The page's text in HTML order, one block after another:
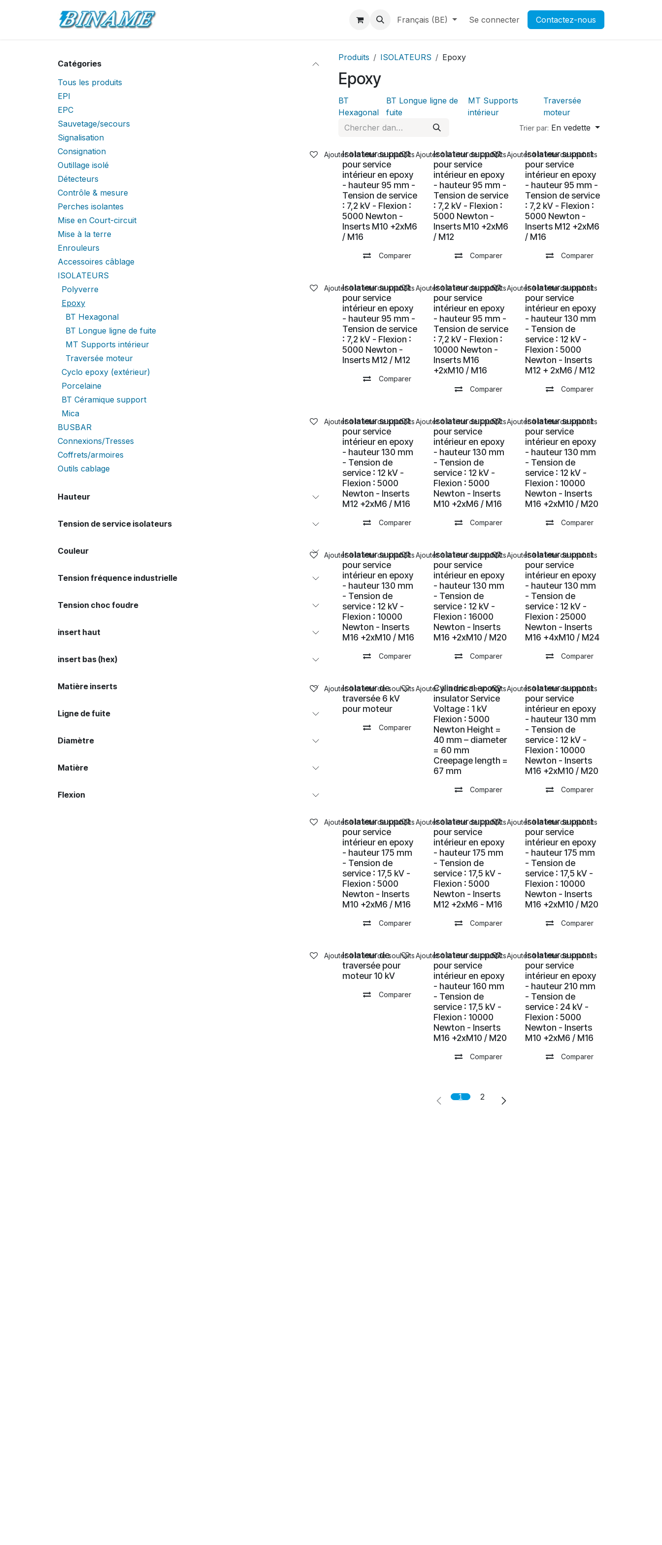
À propos de BINAME Contactez-nous Rendez-vous Ouverture d'un compte
Français (BE) Se connecter Contactez-nous
Catégories
Tous les produits
EPI
EPC
Sauvetage/secours
Signalisation
Consignation
Outillage isolé
Détecteurs
Contrôle & mesure
Perches isolantes
Mise en Court-circuit
Mise à la terre
Enrouleurs
Accessoires câblage
ISOLATEURS
Polyverre
Epoxy
BT Hexagonal
BT Longue ligne de fuite
MT Supports intérieur
Traversée moteur
Cyclo epoxy (extérieur)
Porcelaine
BT Céramique support
Mica
BUSBAR
Connexions/Tresses
Coffrets/armoires
Outils cablage
Hauteur
Tension de service isolateurs
Couleur
Tension fréquence industrielle
Tension choc foudre
insert haut
insert bas (hex)
Matière inserts
Ligne de fuite
Diamètre
Matière
Flexion
Produits ISOLATEURS Epoxy
Epoxy
BT
Hexagonal
BT Longue ligne de
fuite
MT Supports
intérieur
Traversée
moteur
Trier par: En vedette
Isolateur support
pour service
intérieur en epoxy
- hauteur 95 mm -
Tension de service
: 7,2 kV - Flexion :
5000 Newton -
Inserts M10 +2xM6
/ M16
Comparer
Ajouter à la liste de souhaits
Isolateur support
pour service
intérieur en epoxy
- hauteur 95 mm -
Tension de service
: 7,2 kV - Flexion :
5000 Newton -
Inserts M10 +2xM6
/ M12
Comparer
Ajouter à la liste de souhaits
Isolateur support
pour service
intérieur en epoxy
- hauteur 95 mm -
Tension de service
: 7,2 kV - Flexion :
5000 Newton -
Inserts M12 +2xM6
/ M16
Comparer
Ajouter à la liste de souhaits
Isolateur support
pour service
intérieur en epoxy
- hauteur 95 mm -
Tension de service
: 7,2 kV - Flexion :
5000 Newton -
Inserts M12 / M12
Comparer
Ajouter à la liste de souhaits
Isolateur support
pour service
intérieur en epoxy
- hauteur 95 mm -
Tension de service
: 7,2 kV - Flexion :
10000 Newton -
Inserts M16
+2xM10 / M16
Comparer
Ajouter à la liste de souhaits
Isolateur support
pour service
intérieur en epoxy
- hauteur 130 mm
- Tension de
service : 12 kV -
Flexion : 5000
Newton - Inserts
M12 + 2xM6 / M12
Comparer
Ajouter à la liste de souhaits
Isolateur support
pour service
intérieur en epoxy
- hauteur 130 mm
- Tension de
service : 12 kV -
Flexion : 5000
Newton - Inserts
M12 +2xM6 / M16
Comparer
Ajouter à la liste de souhaits
Isolateur support
pour service
intérieur en epoxy
- hauteur 130 mm
- Tension de
service : 12 kV -
Flexion : 5000
Newton - Inserts
M10 +2xM6 / M16
Comparer
Ajouter à la liste de souhaits
Isolateur support
pour service
intérieur en epoxy
- hauteur 130 mm
- Tension de
service : 12 kV -
Flexion : 10000
Newton - Inserts
M16 +2xM10 / M20
Comparer
Ajouter à la liste de souhaits
Isolateur support
pour service
intérieur en epoxy
- hauteur 130 mm
- Tension de
service : 12 kV -
Flexion : 10000
Newton - Inserts
M16 +2xM10 / M16
Comparer
Ajouter à la liste de souhaits
Isolateur support
pour service
intérieur en epoxy
- hauteur 130 mm
- Tension de
service : 12 kV -
Flexion : 16000
Newton - Inserts
M16 +2xM10 / M20
Comparer
Ajouter à la liste de souhaits
Isolateur support
pour service
intérieur en epoxy
- hauteur 130 mm
- Tension de
service : 12 kV -
Flexion : 25000
Newton - Inserts
M16 +4xM10 / M24
Comparer
Ajouter à la liste de souhaits
Isolateur de
traversée 6 kV
pour moteur
Comparer
Ajouter à la liste de souhaits
Cylindrical epoxy
insulator Service
Voltage : 1 kV
Flexion : 5000
Newton Height =
40 mm – diameter
= 60 mm
Creepage length =
67 mm
Comparer
Ajouter à la liste de souhaits
Isolateur support
pour service
intérieur en epoxy
- hauteur 130 mm
- Tension de
service : 12 kV -
Flexion : 10000
Newton - Inserts
M16 +2xM10 / M20
Comparer
Ajouter à la liste de souhaits
Isolateur support
pour service
intérieur en epoxy
- hauteur 175 mm
- Tension de
service : 17,5 kV -
Flexion : 5000
Newton - Inserts
M10 +2xM6 / M16
Comparer
Ajouter à la liste de souhaits
Isolateur support
pour service
intérieur en epoxy
- hauteur 175 mm
- Tension de
service : 17,5 kV -
Flexion : 5000
Newton - Inserts
M12 +2xM6 - M16
Comparer
Ajouter à la liste de souhaits
Isolateur support
pour service
intérieur en epoxy
- hauteur 175 mm
- Tension de
service : 17,5 kV -
Flexion : 10000
Newton - Inserts
M16 +2xM10 / M20
Comparer
Ajouter à la liste de souhaits
Isolateur de
traversée pour
moteur 10 kV
Comparer
Ajouter à la liste de souhaits
Isolateur support
pour service
intérieur en epoxy
- hauteur 160 mm
- Tension de
service : 17,5 kV -
Flexion : 10000
Newton - Inserts
M16 +2xM10 / M20
Comparer
Ajouter à la liste de souhaits
Isolateur support
pour service
intérieur en epoxy
- hauteur 210 mm
- Tension de
service : 24 kV -
Flexion : 5000
Newton - Inserts
M10 +2xM6 / M16
Comparer
Ajouter à la liste de souhaits
1 2